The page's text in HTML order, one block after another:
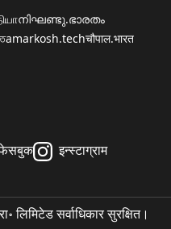
നിഘണ്ടു.ഭാരതം
amarkosh.techचौपाल.भारत
इन्स्टाग्राम
सर्वाधिकार सुरक्षित।